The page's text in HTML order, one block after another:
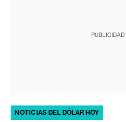
PUBLICIDAD
NOTICIAS DEL DÓLAR HOY